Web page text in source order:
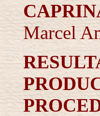
Marcel